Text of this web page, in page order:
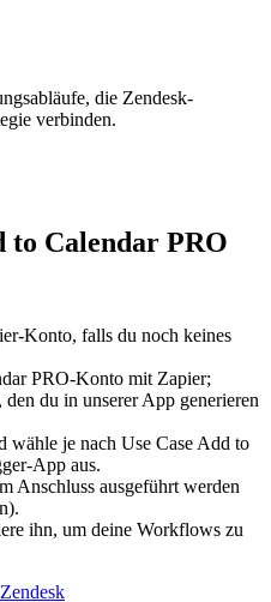
die Zendesk-
verbinden.
to Calendar PRO
Konto, falls du noch keines
PRO-Konto mit Zapier;
du in unserer App generieren
wähle je nach Use Case Add to
App aus.
Anschluss ausgeführt werden
ihn, um deine Workflows zu